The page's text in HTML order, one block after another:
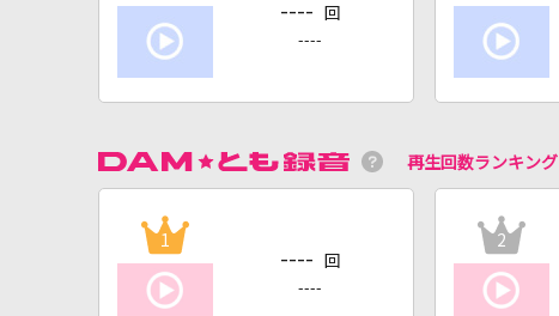
---- 回
----
再生回数ランキング
1
---- 回
----
2